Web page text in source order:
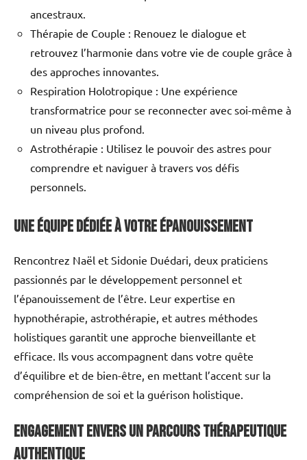
ancestraux.
Thérapie de Couple : Renouez le dialogue et
retrouvez l’harmonie dans votre vie de couple grâce à
des approches innovantes.
Respiration Holotropique : Une expérience
transformatrice pour se reconnecter avec soi-même à
un niveau plus profond.
Astrothérapie : Utilisez le pouvoir des astres pour
comprendre et naviguer à travers vos défis
personnels.
Une équipe dédiée à votre épanouissement
Rencontrez Naël et Sidonie Duédari, deux praticiens
passionnés par le développement personnel et
l’épanouissement de l’être. Leur expertise en
hypnothérapie, astrothérapie, et autres méthodes
holistiques garantit une approche bienveillante et
efficace. Ils vous accompagnent dans votre quête
d’équilibre et de bien-être, en mettant l’accent sur la
compréhension de soi et la guérison holistique.
Engagement envers un parcours thérapeutique
authentique